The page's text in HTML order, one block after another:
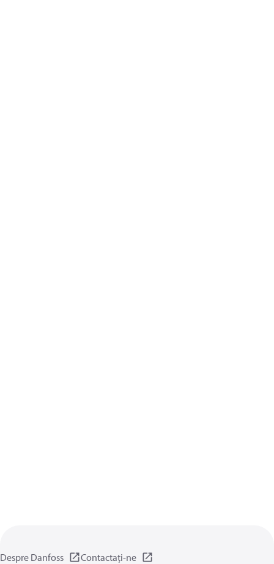
Despre Danfoss Contactați-ne